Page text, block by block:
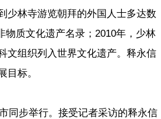
少林寺游览朝拜的外国人士多达数
物质文化遗产名录； 2010年，少林
文组织列入世界文化遗产。释永信
目标。
同步举行。接受记者采访的释永信